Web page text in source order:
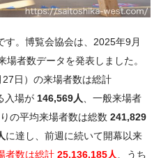
す。博覧会協会は、2025年9月
者数データを発表しました。
日）の来場者数は総計
入場が 146,569人
、一般来場者
の平均来場者数は総数 241,829
に達し、前週に続いて開幕以来
者数は総計 25,136,185人
、うち